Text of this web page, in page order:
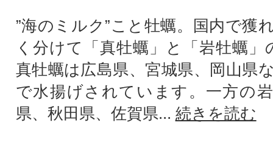
”海のミルク”こと牡蠣。国内で獲
く分けて「真牡蠣」と「岩牡蠣」
真牡蠣は広島県、宮城県、岡山県
で水揚げされています。一方の
県、秋田県、佐賀県... 続きを読む